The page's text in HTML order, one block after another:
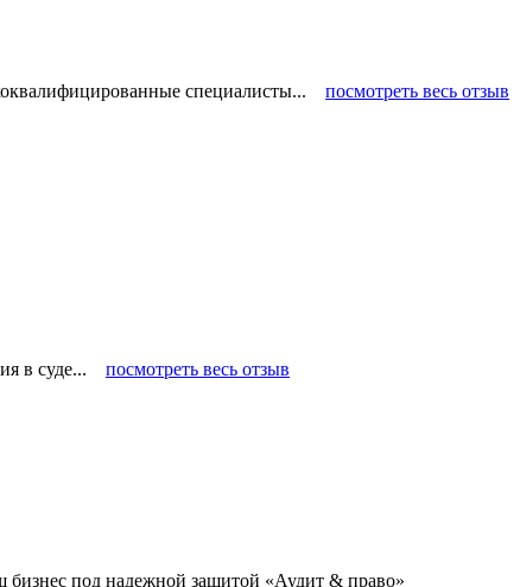
специалисты... посмотреть весь отзыв
в суде... посмотреть весь отзыв
бизнес под надежной защитой «Аудит & право»